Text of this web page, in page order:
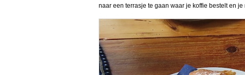
naar een terrasje te gaan waar je koffie bestelt en